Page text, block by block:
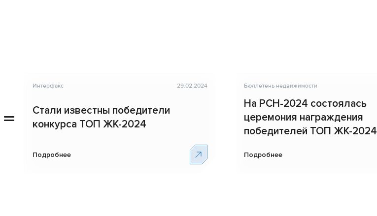
Интерфакс 29.02.2024
Стали известны победители
конкурса ТОП ЖК-2024
Подробнее
Бюллетень недвижимости
На РСН-2024 состоялась
церемония награждения
победителей ТОП ЖК-2024
Подробнее